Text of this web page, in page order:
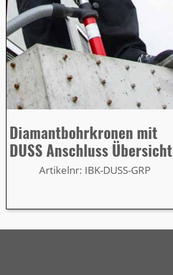
Diamantbohrkronen mit
DUSS Anschluss Übersicht
Artikelnr: IBK-DUSS-GRP